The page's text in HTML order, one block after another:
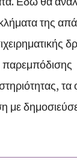
της
παρεμπόδισης
με